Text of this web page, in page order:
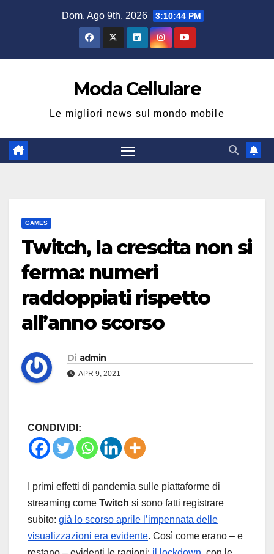
Dom. Ago 9th, 2026 3:10:45 PM
Moda Cellulare
Le migliori news sul mondo mobile
GAMES
Twitch, la crescita non si
ferma: numeri
raddoppiati rispetto
all’anno scorso
Di admin
APR 9, 2021
CONDIVIDI:
I primi effetti di pandemia sulle piattaforme di
streaming come Twitch si sono fatti registrare
subito: già lo scorso aprile l’impennata delle
visualizzazioni era evidente. Così come erano – e